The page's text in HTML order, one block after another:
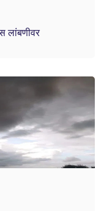
लांबणीवर